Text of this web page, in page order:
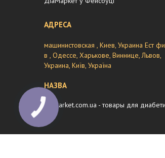
машинистовская , Киев, Украина Ест
в , Одессе, Харькове, Виннице, Львов,
Украина, Київ, Україна
diamarket.com.ua - товары для